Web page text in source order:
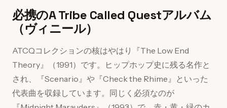
必携のA Tribe Called Questアルバム
（ヴィニール）
ATCQコレクションの核はやはり『The Low End
Theory』（1991）です。ヒップホップ史に残る名作と
され、『Scenario』や『Check the Rhime』といった
代表曲を収録しています。同じく必須なのが